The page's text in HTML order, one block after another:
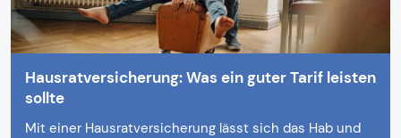
Hausratversicherung: Was ein guter Tarif leisten
sollte
Mit einer Hausratversicherung lässt sich das Hab und